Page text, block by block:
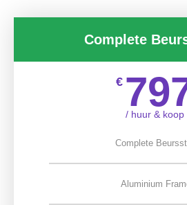
Complete
€
/ huur & koop
Complete
Aluminium